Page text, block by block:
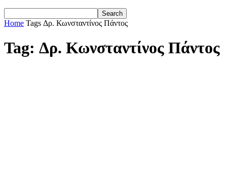
Home Tags Δρ. Κωνσταντίνος Πάντος
Tag: Δρ. Κωνσταντίνος Πάντος